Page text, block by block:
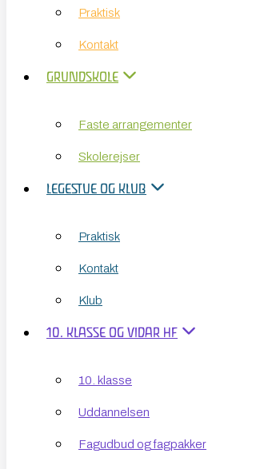
Faste arrangementer
Praktisk
10. klasse
Trivsel
Praktisk
Kontakt
GRUNDSKOLE
Faste arrangementer
Skolerejser
LEGESTUE OG KLUB
Praktisk
Kontakt
Klub
10. KLASSE OG VIDAR HF
10. klasse
Uddannelsen
Fagudbud og fagpakker